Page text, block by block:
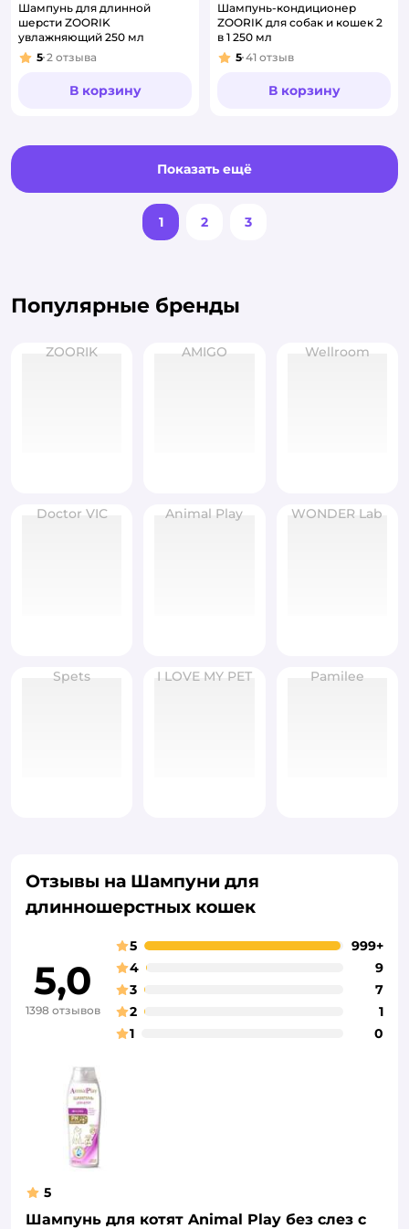
Шампунь для длинной
шерсти ZOORIK
увлажняющий 250 мл
Рейтинг:
5 2 отзыва
В корзину
Шампунь-кондиционер
ZOORIK для собак и кошек 2
в 1 250 мл
Рейтинг:
5 41 отзыв
В корзину
Показать ещё
1 2 3
Популярные бренды
ZOORIK AMIGO Wellroom
Doctor VIC Animal Play WONDER Lab
Spets I LOVE MY PET Pamilee
Отзывы на Шампуни для
длинношерстных кошек
5,0
1398 отзывов
5
999+
4
9
3
7
2
1
1
0
5
Шампунь для котят Animal Play без слез с